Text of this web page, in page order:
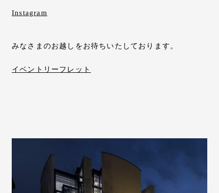
Instagram
みなさまのお越しをお待ちいたしております。
イベントリーフレット